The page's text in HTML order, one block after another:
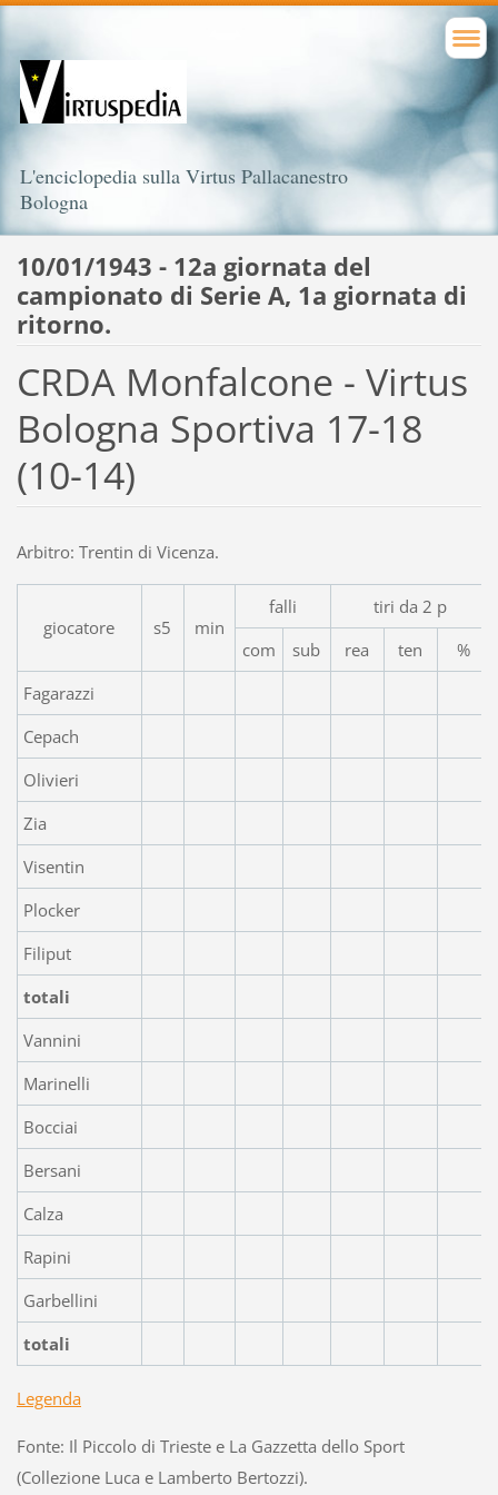
L'enciclopedia sulla Virtus Pallacanestro
Bologna
10/01/1943 - 12a giornata del
campionato di Serie A, 1a giornata di
ritorno.
CRDA Monfalcone - Virtus
Bologna Sportiva 17-18
(10-14)
Arbitro: Trentin di Vicenza.
giocatore s5 min
falli
tiri da 2 p
com
sub rea ten
%
Fagarazzi
Cepach
Olivieri
Zia
Visentin
Plocker
Filiput
totali
Vannini
Marinelli
Bocciai
Bersani
Calza
Rapini
Garbellini
totali
Legenda
Fonte: Il Piccolo di Trieste e La Gazzetta dello Sport
(Collezione Luca e Lamberto Bertozzi).